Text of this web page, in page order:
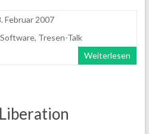
Februar 2007
Software, Tresen-Talk
Weiterlesen